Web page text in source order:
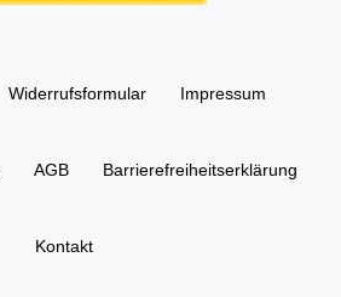
Widerrufs­formular Impressum
AGB Barrierefreiheitserklärung
Kontakt